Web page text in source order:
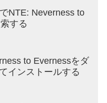
と一緒にヘテロシテ
に、タギドは自分の
』
営業再開！ エイボン
NTE: Neverness to
する
to Evernessをダ
インストールする